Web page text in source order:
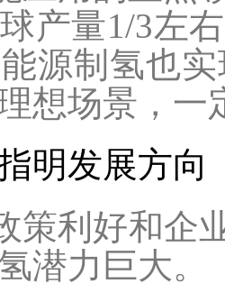
产量1/3左
源制氢也
想场景，一
明发展方向
策利好和企
潜力巨大。